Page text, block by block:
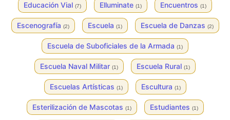
Educación Vial (7) Elluminate (1) Encuentros (1)
Escenografía (2) Escuela (1) Escuela de Danzas (2)
Escuela de Suboficiales de la Armada (1)
Escuela Naval Militar (1) Escuela Rural (1)
Escuelas Artísticas (1) Escultura (1)
Esterilización de Mascotas (1) Estudiantes (1)